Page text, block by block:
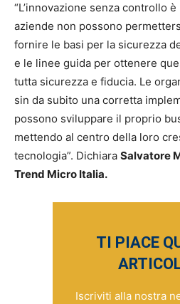
“L’innovazione senza controllo
aziende non possono
fornire le basi per la sicurezza
e le linee guida per ottenere
tutta sicurezza e fiducia. Le
sin da subito una corretta
possono sviluppare il proprio
mettendo al centro della loro
tecnologia”. Dichiara Salvatore
Trend Micro Italia.
TI PIACE
Iscriviti alla nostra